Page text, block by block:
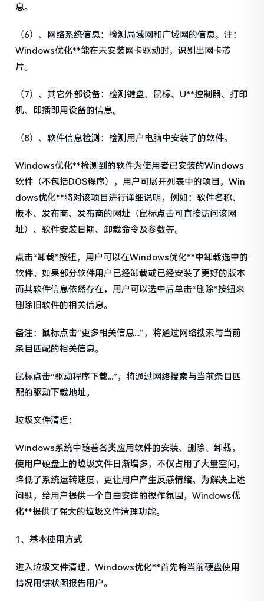
息。
（6）、网络系统信息：检测局域网和广域网的信息。注：
Windows优化**能在未安装网卡驱动时，识别出网卡芯
片。
（7）、其它外部设备：检测键盘、鼠标、U**控制器、打印
机、即插即用设备的信息。
（8）、软件信息检测：检测用户电脑中安装了的软件。
Windows优化**检测到的软件为使用者已安装的Windows
软件（不包括DOS程序），用户可展开列表中的项目，Win
dows优化**将对该项目进行详细说明，例如：软件名称、
版本、发布商、发布商的网址（鼠标点击可直接访问该网
址）、软件安装日期、卸载命令及参数等。
点击“卸载”按钮，用户可以在Windows优化**中卸载选中的
软件。如果部分软件用户已经卸载或已经安装了更好的版本
而其软件信息依然存在，用户可以选中后单击“删除”按钮来
删除旧软件的相关信息。
备注：鼠标点击“更多相关信息...”，将通过网络搜索与当前
条目匹配的相关信息。
鼠标点击“驱动程序下载...”，将通过网络搜索与当前条目匹
配的驱动下载地址。
垃圾文件清理：
Windows系统中随着各类应用软件的安装、删除、卸载，
使用户硬盘上的垃圾文件日渐增多，不仅占用了大量空间，
降低了系统运转速度，更让用户产生反感情绪。为解决上述
问题，给用户提供一个自由安详的操作氛围，Windows优
化**提供了强大的垃圾文件清理功能。
1、基本使用方式
进入垃圾文件清理。Windows优化**首先将当前硬盘使用
情况用饼状图报告用户。